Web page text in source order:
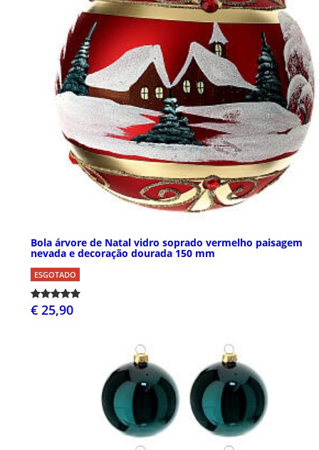
Bola árvore de Natal vidro soprado vermelho paisagem
nevada e decoração dourada 150 mm
ESGOTADO
€ 25,90